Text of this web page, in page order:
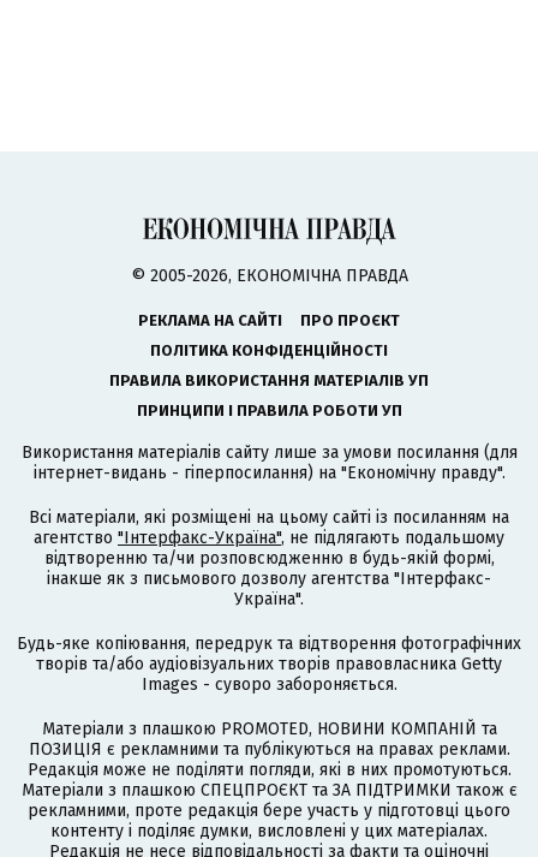
© 2005-2026, ЕКОНОМІЧНА ПРАВДА
РЕКЛАМА НА САЙТІ
ПРО ПРОЄКТ
ПОЛІТИКА КОНФІДЕНЦІЙНОСТІ
ПРАВИЛА ВИКОРИСТАННЯ МАТЕРІАЛІВ УП
ПРИНЦИПИ І ПРАВИЛА РОБОТИ УП
Використання матеріалів сайту лише за умови посилання (для
інтернет-видань - гіперпосилання) на "Економічну правду".
Всі матеріали, які розміщені на цьому сайті із посиланням на
агентство "Інтерфакс-Україна", не підлягають подальшому
відтворенню та/чи розповсюдженню в будь-якій формі,
інакше як з письмового дозволу агентства "Інтерфакс-
Україна".
Будь-яке копіювання, передрук та відтворення фотографічних
творів та/або аудіовізуальних творів правовласника Getty
Images - суворо забороняється.
Матеріали з плашкою PROMOTED, НОВИНИ КОМПАНІЙ та
ПОЗИЦІЯ є рекламними та публікуються на правах реклами.
Редакція може не поділяти погляди, які в них промотуються.
Матеріали з плашкою СПЕЦПРОЄКТ та ЗА ПІДТРИМКИ також є
рекламними, проте редакція бере участь у підготовці цього
контенту і поділяє думки, висловлені у цих матеріалах.
Редакція не несе відповідальності за факти та оціночні